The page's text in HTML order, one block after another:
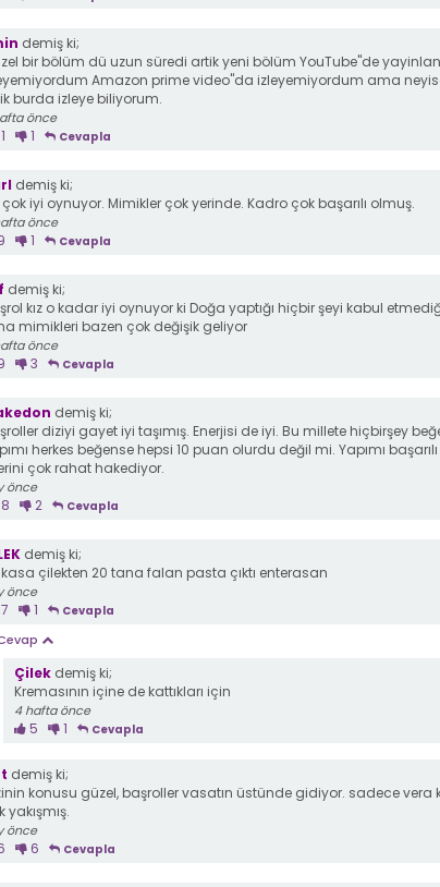
demiş ki;
bir bölüm dü uzun süredi artik yeni bölüm YouTube"de
Amazon prime video"da izleyemiyordum ama
burda izleye biliyorum.
önce
1 Cevapla
demiş ki;
çok iyi oynuyor. Mimikler çok yerinde. Kadro çok başarılı olmuş.
önce
1 Cevapla
demiş ki;
kız o kadar iyi oynuyor ki Doğa yaptığı hiçbir şeyi kabul
mimikleri bazen çok değişik geliyor
önce
3 Cevapla
demiş ki;
diziyi gayet iyi taşımış. Enerjisi de iyi. Bu millete hiçbirşey
herkes beğense hepsi 10 puan olurdu değil mi. Yapımı
çok rahat hakediyor.
önce
2 Cevapla
demiş ki;
çilekten 20 tana falan pasta çıktı enterasan
önce
1 Cevapla
Çilek demiş ki;
Kremasının içine de kattıkları için
4 hafta önce
5 1 Cevapla
demiş ki;
konusu güzel, başroller vasatın üstünde gidiyor. sadece vera
yakışmış.
önce
6 Cevapla